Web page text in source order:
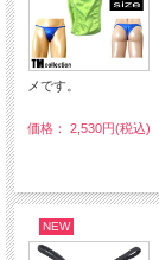
メです。
価格： 2,530円(税込)
NEW